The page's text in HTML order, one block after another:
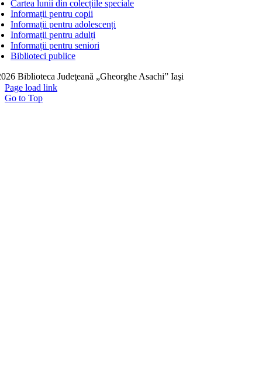
Cartea lunii din colecțiile speciale
Informații pentru copii
Informații pentru adolescenți
Informații pentru adulți
Informații pentru seniori
Biblioteci publice
Biblioteca Judeţeană „Gheorghe Asachi” Iaşi
Page load link
Go to Top